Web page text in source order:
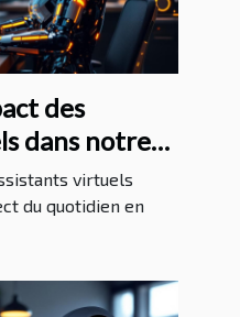
des
dans notre
virtuels
du quotidien en